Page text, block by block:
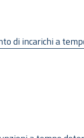
di incarichi a